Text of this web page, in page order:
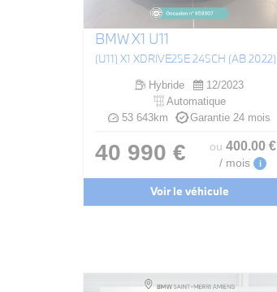
BMW X1 U11
(U11) X1 XDRIVE25E 245CH (AB 2022)
Hybride
12/2023
Automatique
53 643km
Garantie 24 mois
40 990 € ou400.00 €
/ mois i
Voir le véhicule